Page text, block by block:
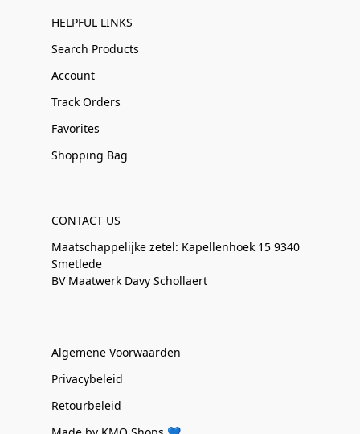
HELPFUL LINKS
Search Products
Account
Track Orders
Favorites
Shopping Bag
CONTACT US
Maatschappelijke zetel: Kapellenhoek 15 9340
Smetlede
BV Maatwerk Davy Schollaert
Algemene Voorwaarden
Privacybeleid
Retourbeleid